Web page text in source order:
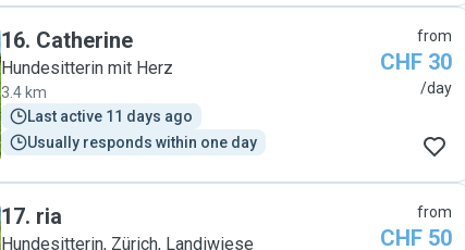
16. Catherine
Hundesitterin mit Herz
3.4 km
Last active 11 days ago
Usually responds within one day
from
CHF 30
/day
17. ria
Hundesitterin, Zürich, Landiwiese
from
CHF 50